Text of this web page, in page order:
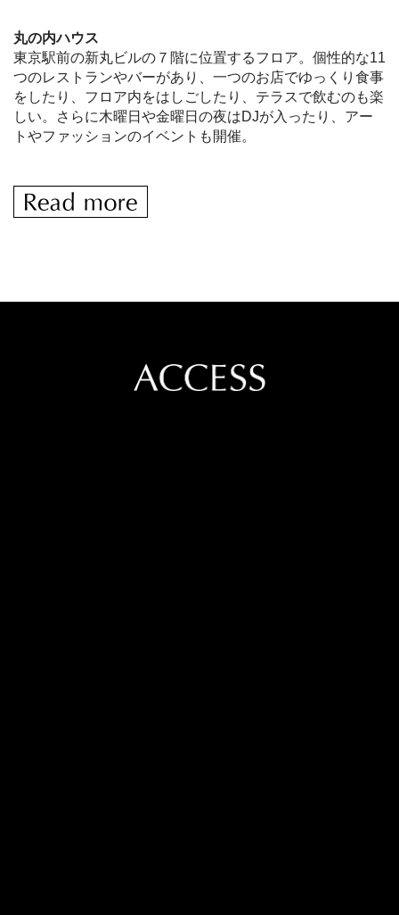
丸の内ハウス
東京駅前の新丸ビルの７階に位置するフロア。個性的な11
つのレストランやバーがあり、一つのお店でゆっくり食事
をしたり、フロア内をはしごしたり、テラスで飲むのも楽
しい。さらに木曜日や金曜日の夜はDJが入ったり、アー
トやファッションのイベントも開催。